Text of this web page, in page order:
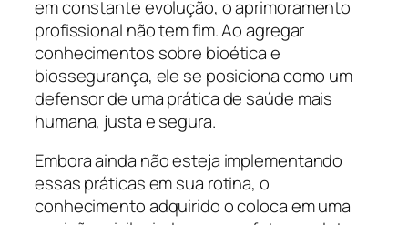
em constante evolução, o aprimoramento
profissional não tem fim. Ao agregar
conhecimentos sobre bioética e
biossegurança, ele se posiciona como um
defensor de uma prática de saúde mais
humana, justa e segura.
Embora ainda não esteja implementando
essas práticas em sua rotina, o
conhecimento adquirido o coloca em uma